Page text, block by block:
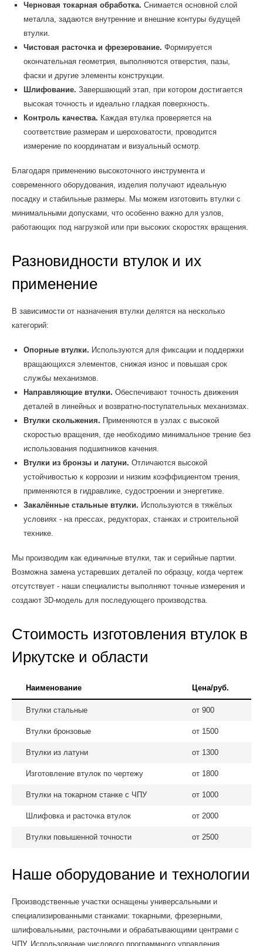
Черновая токарная обработка. Снимается основной слой
металла, задаются внутренние и внешние контуры будущей
втулки.
Чистовая расточка и фрезерование. Формируется
окончательная геометрия, выполняются отверстия, пазы,
фаски и другие элементы конструкции.
Шлифование. Завершающий этап, при котором достигается
высокая точность и идеально гладкая поверхность.
Контроль качества. Каждая втулка проверяется на
соответствие размерам и шероховатости, проводится
измерение по координатам и визуальный осмотр.
Благодаря применению высокоточного инструмента и
современного оборудования, изделия получают идеальную
посадку и стабильные размеры. Мы можем изготовить втулки с
минимальными допусками, что особенно важно для узлов,
работающих под нагрузкой или при высоких скоростях вращения.
Разновидности втулок и их
применение
В зависимости от назначения втулки делятся на несколько
категорий:
Опорные втулки. Используются для фиксации и поддержки
вращающихся элементов, снижая износ и повышая срок
службы механизмов.
Направляющие втулки. Обеспечивают точность движения
деталей в линейных и возвратно-поступательных механизмах.
Втулки скольжения. Применяются в узлах с высокой
скоростью вращения, где необходимо минимальное трение без
использования подшипников качения.
Втулки из бронзы и латуни. Отличаются высокой
устойчивостью к коррозии и низким коэффициентом трения,
применяются в гидравлике, судостроении и энергетике.
Закалённые стальные втулки. Используются в тяжёлых
условиях - на прессах, редукторах, станках и строительной
технике.
Мы производим как единичные втулки, так и серийные партии.
Возможна замена устаревших деталей по образцу, когда чертеж
отсутствует - наши специалисты выполняют точные измерения и
создают 3D-модель для последующего производства.
Стоимость изготовления втулок в
Иркутске и области
Наименование Цена/руб.
Втулки стальные от 900
Втулки бронзовые от 1500
Втулки из латуни от 1300
Изготовление втулок по чертежу от 1800
Втулки на токарном станке с ЧПУ от 1000
Шлифовка и расточка втулок от 2000
Втулки повышенной точности от 2500
Наше оборудование и технологии
Производственные участки оснащены универсальными и
специализированными станками: токарными, фрезерными,
шлифовальными, расточными и обрабатывающими центрами с
ЧПУ. Использование числового программного управления